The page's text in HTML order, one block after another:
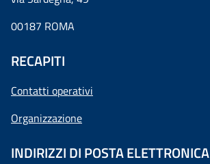
00187 ROMA
RECAPITI
Contatti operativi
Organizzazione
INDIRIZZI DI POSTA ELETTRONICA